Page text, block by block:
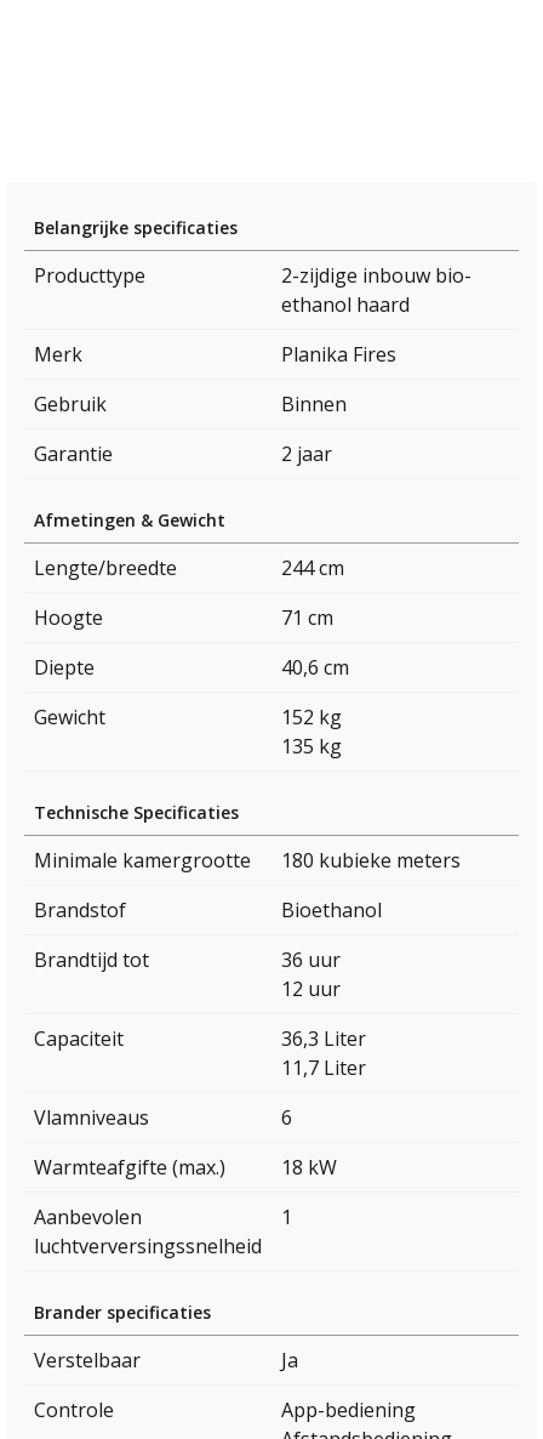
Belangrijke specificaties
Producttype
2-zijdige inbouw bio-
ethanol haard
Merk
Planika Fires
Gebruik
Binnen
Garantie
2 jaar
Afmetingen & Gewicht
Lengte/breedte
244 cm
Hoogte
71 cm
Diepte
40,6 cm
Gewicht
152 kg
135 kg
Technische Specificaties
Minimale kamergrootte
180 kubieke meters
Brandstof
Bioethanol
Brandtijd tot
36 uur
12 uur
Capaciteit
36,3 Liter
11,7 Liter
Vlamniveaus
6
Warmteafgifte (max.)
18 kW
Aanbevolen
luchtverversingssnelheid
1
Brander specificaties
Verstelbaar
Ja
Controle
App-bediening